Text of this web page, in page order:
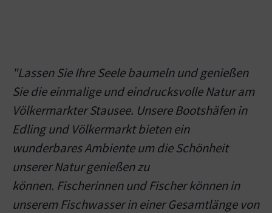
"Lassen Sie Ihre Seele baumeln und genießen
Sie die einmalige und eindrucksvolle Natur am
Völkermarkter Stausee. Unsere Bootshäfen in
Edling und Völkermarkt bieten ein
wunderbares Ambiente um die Schönheit
unserer Natur genießen zu
können. Fischerinnen und Fischer können in
unserem Fischwasser in einer Gesamtlänge von